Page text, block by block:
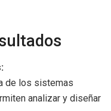
de los sistemas
analizar y diseñar